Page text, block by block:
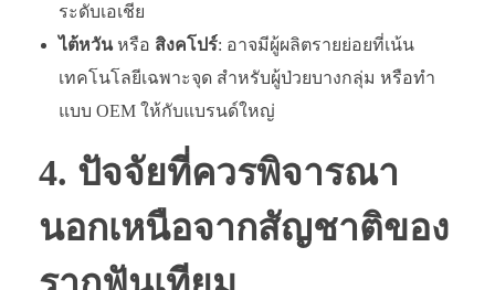
ระดับเอเชีย
ไต้หวันหรือ สิงคโปร์: อาจมีผู้ผลิตรายย่อยที่เน้น
เทคโนโลยีเฉพาะจุด สำหรับผู้ป่วยบางกลุ่ม หรือทำ
แบบ OEM ให้กับแบรนด์ใหญ่
4. ปัจจัยที่ควรพิจารณา
นอกเหนือจากสัญชาติของ